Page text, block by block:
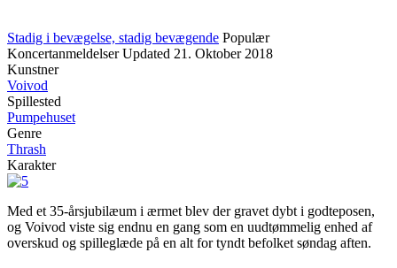
Stadig i bevægelse, stadig bevægende Populær
Koncertanmeldelser Updated 21. Oktober 2018
Kunstner
Voivod
Spillested
Pumpehuset
Genre
Thrash
Karakter
Med et 35-årsjubilæum i ærmet blev der gravet dybt i godteposen,
og Voivod viste sig endnu en gang som en uudtømmelig enhed af
overskud og spilleglæde på en alt for tyndt befolket søndag aften.